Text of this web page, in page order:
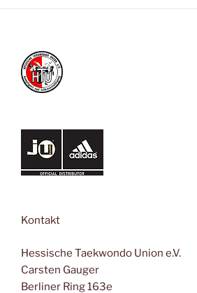
Kontakt
Hessische Taekwondo Union e.V.
Carsten Gauger
Berliner Ring 163e